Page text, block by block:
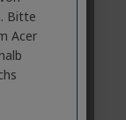
Bitte
Acer